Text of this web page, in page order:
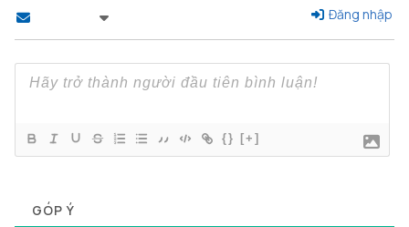
Đăng nhập
{} [+]
GÓP Ý